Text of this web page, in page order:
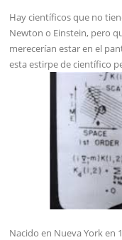
Hay científicos que no
Newton o Einstein, pero
merecerían estar en el
esta estirpe de científico
Nacido en Nueva York en